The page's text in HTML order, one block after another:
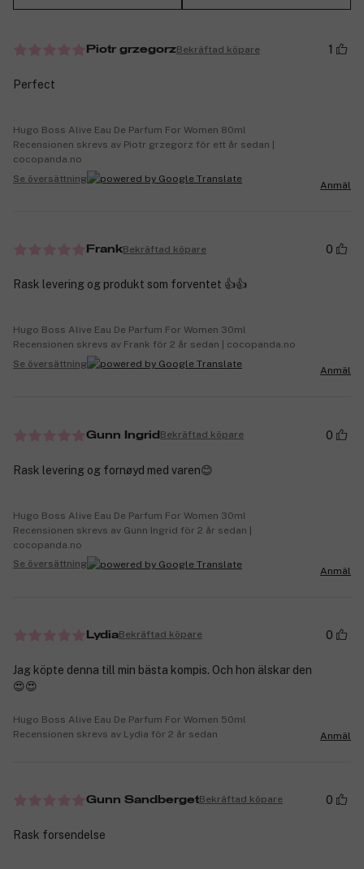
Piotr grzegorzBekräftad köpare 1
Perfect
Hugo Boss Alive Eau De Parfum For Women 80ml
Recensionen skrevs av Piotr grzegorz för ett år sedan |
cocopanda.no
Se översättning
Anmäl
FrankBekräftad köpare 0
Rask levering og produkt som forventet 👍👍
Hugo Boss Alive Eau De Parfum For Women 30ml
Recensionen skrevs av Frank för 2 år sedan | cocopanda.no
Se översättning
Anmäl
Gunn Ingrid Bekräftad köpare 0
Rask levering og fornøyd med varen😊
Hugo Boss Alive Eau De Parfum For Women 30ml
Recensionen skrevs av Gunn Ingrid för 2 år sedan |
cocopanda.no
Se översättning
Anmäl
LydiaBekräftad köpare 0
Jag köpte denna till min bästa kompis. Och hon älskar den
😍😍
Hugo Boss Alive Eau De Parfum For Women 50ml
Recensionen skrevs av Lydia för 2 år sedan
Anmäl
Gunn SandbergetBekräftad köpare 0
Rask forsendelse